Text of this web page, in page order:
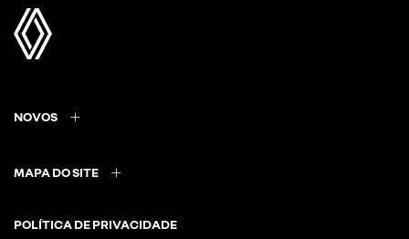
NOVOS
MAPA DO SITE
POLÍTICA DE PRIVACIDADE